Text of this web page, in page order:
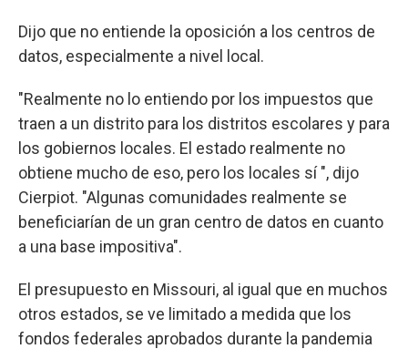
Dijo que no entiende la oposición a los centros de
datos, especialmente a nivel local.
"Realmente no lo entiendo por los impuestos que
traen a un distrito para los distritos escolares y para
los gobiernos locales. El estado realmente no
obtiene mucho de eso, pero los locales sí ", dijo
Cierpiot. "Algunas comunidades realmente se
beneficiarían de un gran centro de datos en cuanto
a una base impositiva".
El presupuesto en Missouri, al igual que en muchos
otros estados, se ve limitado a medida que los
fondos federales aprobados durante la pandemia